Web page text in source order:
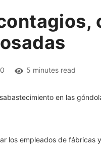
0 5 minutes read
los empleados de